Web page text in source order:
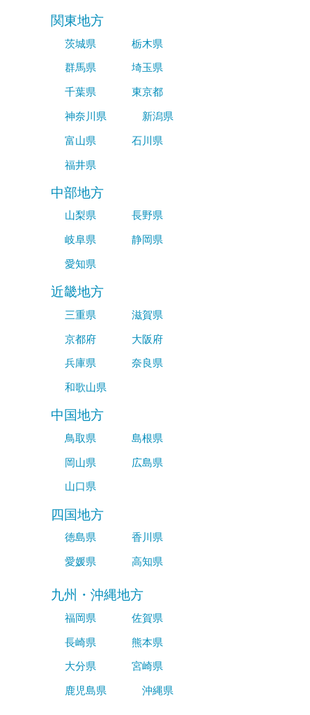
関東地方
茨城県
栃木県
群馬県
埼玉県
千葉県
東京都
神奈川県
新潟県
富山県
石川県
福井県
中部地方
山梨県
長野県
岐阜県
静岡県
愛知県
近畿地方
三重県
滋賀県
京都府
大阪府
兵庫県
奈良県
和歌山県
中国地方
鳥取県
島根県
岡山県
広島県
山口県
四国地方
徳島県
香川県
愛媛県
高知県
九州・沖縄地方
福岡県
佐賀県
長崎県
熊本県
大分県
宮崎県
鹿児島県
沖縄県